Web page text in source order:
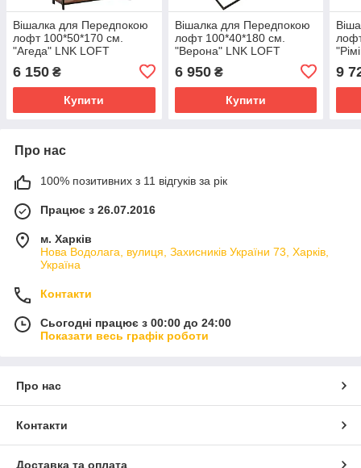
Вішалка для Передпокою
лофт 100*50*170 см.
"Агеда" LNK LOFT
6 150 ₴
Купити
Вішалка для Передпокою
лофт 100*40*180 см.
"Верона" LNK LOFT
6 950₴
Купити
9
Про нас
100% позитивних з 11 відгуків за рік
Працює з 26.07.2016
м. Харків
Нова Водолага, вулиця, Захисників України 73, Харків,
Україна
Контакти
Сьогодні працює з 00:00 до 24:00
Показати весь графік роботи
Про нас
Контакти
Доставка та оплата